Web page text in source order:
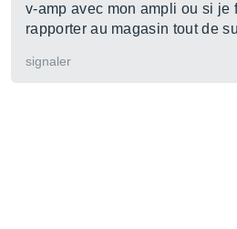
v-amp avec mon ampli ou si je
rapporter au magasin tout de
signaler